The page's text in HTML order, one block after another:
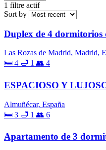
1 filtre actif
Sort by
Duplex de 4 dormitorios
Las Rozas de Madrid, Madrid,
🛏 4 🛁 1 👥 4
ESPACIOSO Y
Almuñécar, España
🛏 3 🛁 1 👥 6
Apartamento de 3